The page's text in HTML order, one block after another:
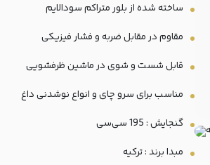
ساخته شده از بلور متراکم سودالایم
مقاوم در مقابل ضربه و فشار فیزیکی
قابل شست و شوی در ماشین ظرفشویی
مناسب برای سرو چای و انواع نوشدنی داغ
گنجایش : 195 سی‌سی
مبدا برند : ترکیه